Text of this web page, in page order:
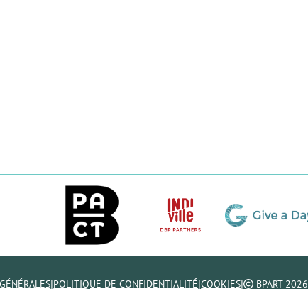
|POLITIQUE DE CONFIDENTIALITÉ|COOKIES| BPART 2026